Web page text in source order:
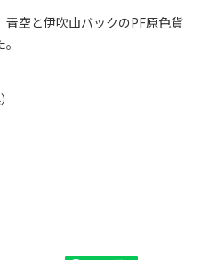
空と伊吹山バックのPF原色貨